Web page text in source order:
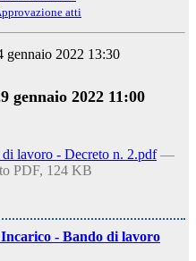
atti
gennaio 2022 13:30
gennaio 2022 11:00
lavoro - Decreto n. 2.pdf —
PDF, 124 KB
- Bando di lavoro